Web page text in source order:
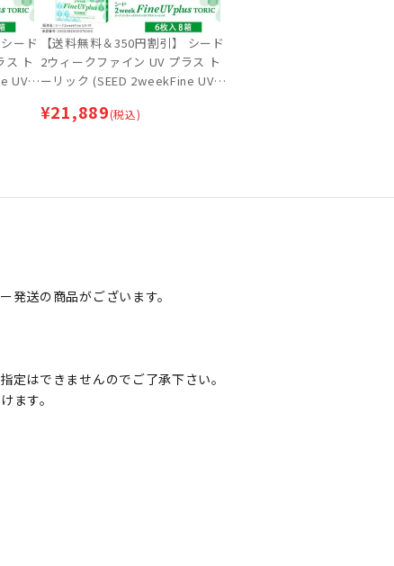
ード
ス ト
UV p
レ
【送料無料＆350円割引】 シード
2ウィークファイン UV プラス ト
ーリック (SEED 2weekFine UV p
分] | 乱視用2weekコンタクトレ
¥21,889(税込)
発送の商品がございます。
はできませんのでご了承下さい。
ます。